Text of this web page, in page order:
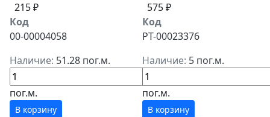
215 ₽
Код
00-00004058
Наличие: 51.28 пог.м.
пог.м.
В корзину
575 ₽
Код
РТ-00023376
Наличие: 5 пог.м.
пог.м.
В корзину